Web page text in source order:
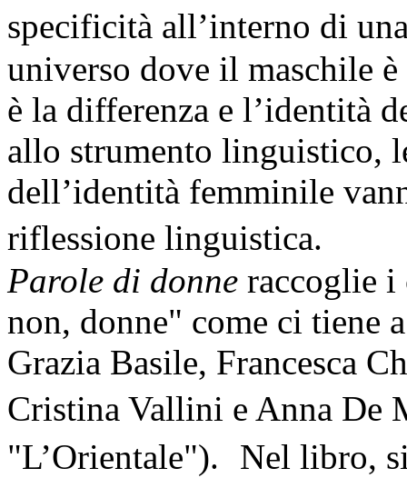
specificità all’interno di
universo dove il maschile
è la differenza e l’identità
allo strumento linguistico,
dell’identità femminile
riflessione linguistica.
Parole di donne raccoglie i
non, donne" come ci tiene
Grazia Basile, Francesca
Cristina Vallini e Anna De
"L’Orientale"). Nel libro,